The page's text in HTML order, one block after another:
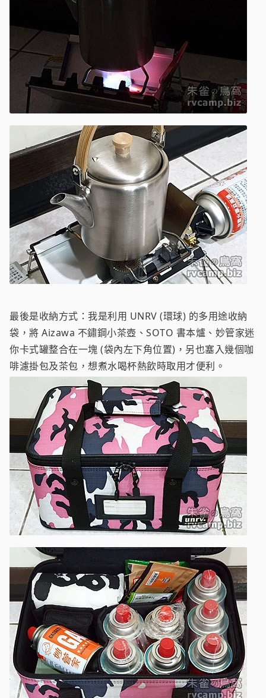
最後是收納方式：我是利用 UNRV (環球) 的多用途收納
袋，將 Aizawa 不鏽鋼小茶壺、SOTO 書本爐、妙管家迷
你卡式罐整合在一塊 (袋內左下角位置)，另也塞入幾個咖
啡濾掛包及茶包，想煮水喝杯熱飲時取用才便利。